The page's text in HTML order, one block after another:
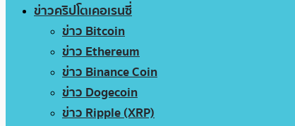
ข่าวคริปโตเคอเรนซี่
ข่าว Bitcoin
ข่าว Ethereum
ข่าว Binance Coin
ข่าว Dogecoin
ข่าว Ripple (XRP)